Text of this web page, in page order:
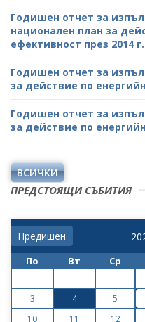
Годишен отчет за
национален план за
ефективност през 2014 г.
Годишен отчет за
за действие по
Годишен отчет за
за действие по
ВСИЧКИ
ПРЕДСТОЯЩИ СЪБИТИЯ
Предишен
По Вт Ср
3
4 5
10
11 12